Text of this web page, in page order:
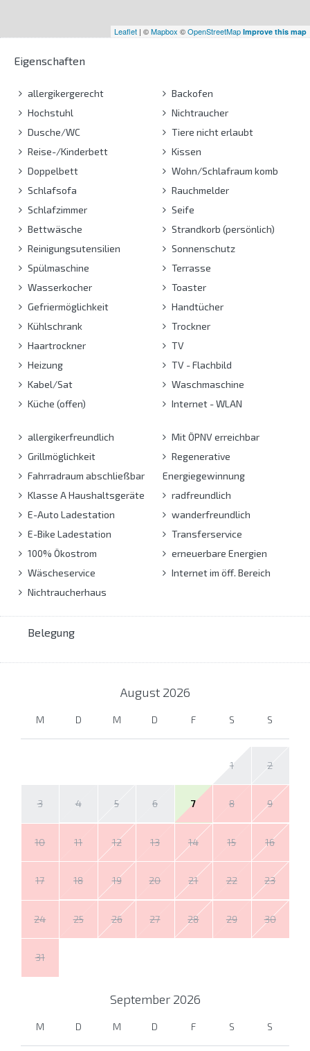
Leaflet | ©Mapbox ©OpenStreetMap Improve this map
Eigenschaften
allergikergerecht
Hochstuhl
Dusche/WC
Reise-/Kinderbett
Doppelbett
Schlafsofa
Schlafzimmer
Bettwäsche
Reinigungsutensilien
Spülmaschine
Wasserkocher
Gefriermöglichkeit
Kühlschrank
Haartrockner
Heizung
Kabel/Sat
Küche (offen)
Backofen
Nichtraucher
Tiere nicht erlaubt
Kissen
Wohn/Schlafraum komb
Rauchmelder
Seife
Strandkorb (persönlich)
Sonnenschutz
Terrasse
Toaster
Handtücher
Trockner
TV
TV - Flachbild
Waschmaschine
Internet - WLAN
allergikerfreundlich
Grillmöglichkeit
Fahrradraum abschließbar
Klasse A Haushaltsgeräte
E-Auto Ladestation
E-Bike Ladestation
100% Ökostrom
Wäscheservice
Nichtraucherhaus
Mit ÖPNV erreichbar
Regenerative
Energiegewinnung
radfreundlich
wanderfreundlich
Transferservice
erneuerbare Energien
Internet im öff. Bereich
Belegung
August 2026
M D M D F S S
1 2
3 4 5 6 7 8 9
10 11 12 13 14 15 16
17 18 19 20 21 22 23
24 25 26 27 28 29 30
31
September 2026
M D M D F S S